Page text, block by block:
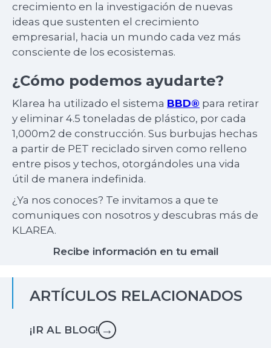
crecimiento en la investigación de nuevas
ideas que sustenten el crecimiento
empresarial, hacia un mundo cada vez más
consciente de los ecosistemas.
¿Cómo podemos ayudarte?
Klarea ha utilizado el sistema BBD® para retirar
y eliminar 4.5 toneladas de plástico, por cada
1,000m2 de construcción. Sus burbujas hechas
a partir de PET reciclado sirven como relleno
entre pisos y techos, otorgándoles una vida
útil de manera indefinida.
¿Ya nos conoces? Te invitamos a que te
comuniques con nosotros y descubras más de
KLAREA.
Recibe información en tu email
ARTÍCULOS RELACIONADOS
¡IR AL BLOG! →